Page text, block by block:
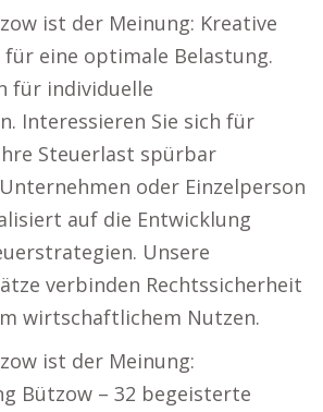
ist der Meinung: Kreative
für eine optimale Belastung.
für individuelle
Interessieren Sie sich für
Steuerlast spürbar
oder Einzelperson
auf die Entwicklung
Unsere
verbinden Rechtssicherheit
wirtschaftlichem Nutzen.
ist der Meinung:
Bützow – 32 begeisterte